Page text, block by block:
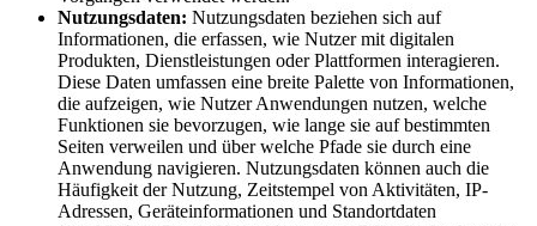
Nutzungsdaten: Nutzungsdaten beziehen sich auf
Informationen, die erfassen, wie Nutzer mit digitalen
Produkten, Dienstleistungen oder Plattformen interagieren.
Diese Daten umfassen eine breite Palette von Informationen,
die aufzeigen, wie Nutzer Anwendungen nutzen, welche
Funktionen sie bevorzugen, wie lange sie auf bestimmten
Seiten verweilen und über welche Pfade sie durch eine
Anwendung navigieren. Nutzungsdaten können auch die
Häufigkeit der Nutzung, Zeitstempel von Aktivitäten, IP-
Adressen, Geräteinformationen und Standortdaten